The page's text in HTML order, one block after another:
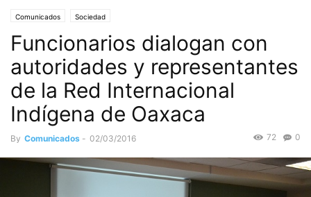
Comunicados Sociedad
Funcionarios dialogan con
autoridades y representantes
de la Red Internacional
Indígena de Oaxaca
By Comunicados - 02/03/2016 0
72